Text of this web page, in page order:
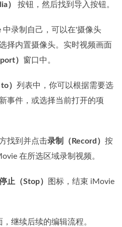
） 按钮，然后找到导入按钮。
录制自己，可以在'摄像头
择内置摄像头。实时视频画面
） 窗口中。
to）列表中，你可以根据需要选
事件，或选择当前打开的项
找到并点击录制（Record）按
在所选区域录制视频。
止（Stop）
图标，结束 iMovie
继续后续的编辑流程。